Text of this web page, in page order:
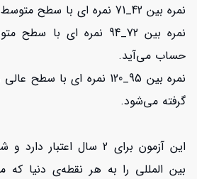
نمره بین 42_71 نمره ای با سطح متوسط می‌باشد.
نمره بین 72_94 نمره ای
حساب می‌آید.
نمره بین 95_120 نمره ای با
گرفته می‌شود.
این آزمون برای 2 سال
بین المللی را به هر نقطه‌ی دنیا که